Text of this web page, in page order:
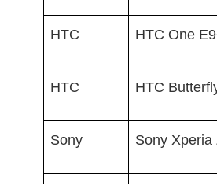
HTC HTC One
HTC HTC
Sony Sony Xperia